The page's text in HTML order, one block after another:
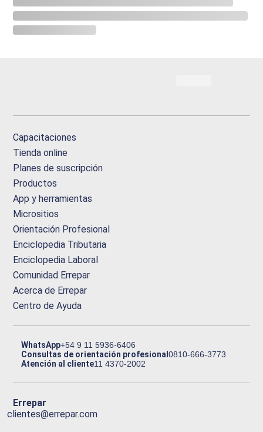
Capacitaciones
Tienda online
Planes de suscripción
Productos
App y herramientas
Micrositios
Orientación Profesional
Enciclopedia Tributaria
Enciclopedia Laboral
Comunidad Errepar
Acerca de Errepar
Centro de Ayuda
WhatsApp+54 9 11 5936-6406
Consultas de orientación profesional0810-666-3773
Atención al cliente11 4370-2002
Errepar
clientes@errepar.com